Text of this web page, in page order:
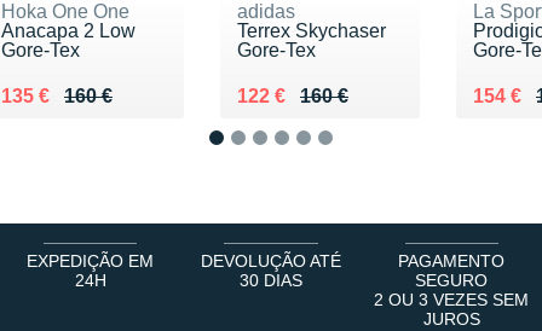
Hoka One One
Anacapa 2 Low
Gore-Tex
160 €
Au lieu de 160 €
135 €
Vendu 135 €
adidas
Terrex Skychaser
Gore-Tex
160 €
Au lieu de 160 €
122 €
Vendu 122 €
La
Gore-
Au lieu
154 €
Vendu
EXPEDIÇÃO EM
24H
DEVOLUÇÃO ATÉ
30 DIAS
PAGAMENTO
SEGURO
2 OU 3 VEZES SEM
JUROS